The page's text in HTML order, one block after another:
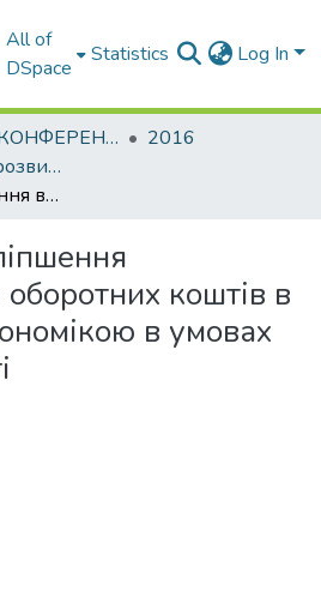
All of
DSpace
Statistics Log In
МАТЕРІАЛИ КОНФЕРЕНЦІЙ
2016
Сучасні напрямки розвитку економіки і менеджменту на підприємствах України
Напрямки поліпшення використання оборотних коштів в управлінні економікою в умовах нестабільності
коштів в
в умовах